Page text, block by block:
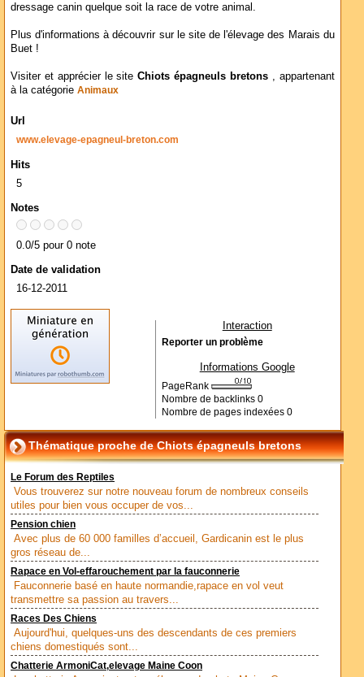
dressage canin quelque soit la race de votre animal.
Plus d'informations à découvrir sur le site de l'élevage des Marais du
Buet !
Visiter et apprécier le siteChiots épagneuls bretons , appartenant
à la catégorie Animaux
Url
www.elevage-epagneul-breton.com
Hits
5
Notes
0.0/5 pour 0 note
Date de validation
16-12-2011
Interaction
Reporter un problème
Informations Google
PageRank
Nombre de backlinks 0
Nombre de pages indexées 0
Thématique proche de Chiots épagneuls bretons
Le Forum des Reptiles
Vous trouverez sur notre nouveau forum de nombreux conseils
utiles pour bien vous occuper de vos...
Pension chien
Avec plus de 60 000 familles d’accueil, Gardicanin est le plus
gros réseau de...
Rapace en Vol-effarouchement par la fauconnerie
Fauconnerie basé en haute normandie,rapace en vol veut
transmettre sa passion au travers...
Races Des Chiens
Aujourd'hui, quelques-uns des descendants de ces premiers
chiens domestiqués sont...
Chatterie ArmoniCat,elevage Maine Coon